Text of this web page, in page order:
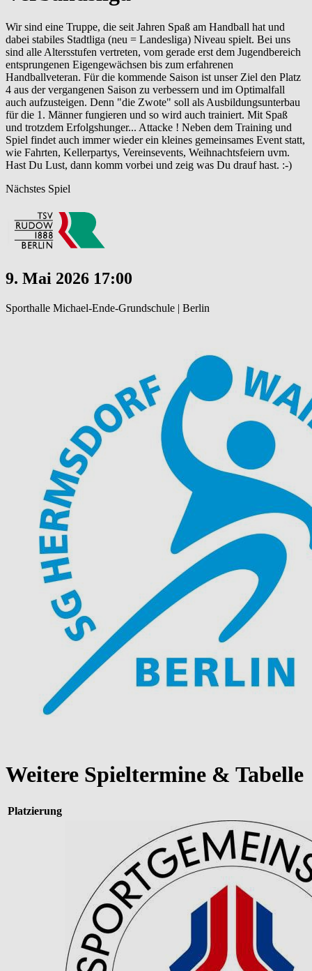
Wir sind eine Truppe, die seit Jahren Spaß am Handball hat und
dabei stabiles Stadtliga (neu = Landesliga) Niveau spielt. Bei uns
sind alle Altersstufen vertreten, vom gerade erst dem Jugendbereich
entsprungenen Eigengewächsen bis zum erfahrenen
Handballveteran. Für die kommende Saison ist unser Ziel den Platz
4 aus der vergangenen Saison zu verbessern und im Optimalfall
auch aufzusteigen. Denn "die Zwote" soll als Ausbildungsunterbau
für die 1. Männer fungieren und so wird auch trainiert. Mit Spaß
und trotzdem Erfolgshunger... Attacke ! Neben dem Training und
Spiel findet auch immer wieder ein kleines gemeinsames Event statt,
wie Fahrten, Kellerpartys, Vereinsevents, Weihnachtsfeiern uvm.
Hast Du Lust, dann komm vorbei und zeig was Du drauf hast. :-)
Nächstes Spiel
9. Mai 2026 17:00
Sporthalle Michael-Ende-Grundschule | Berlin
Weitere Spieltermine & Tabelle
Platzierung